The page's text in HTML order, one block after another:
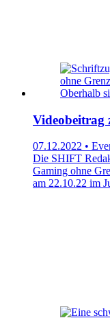
Videobeitrag
07.12.2022 •
Die SHIFT
Gaming ohne
am 22.10.22 im